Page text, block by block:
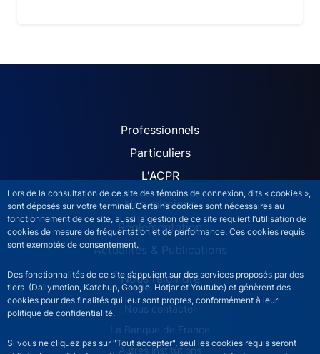
Lors de la consultation de ce site des témoins de connexion, dits « cookies »,
sont déposés sur votre terminal. Certains cookies sont nécessaires au
fonctionnement de ce site, aussi la gestion de ce site requiert l’utilisation de
cookies de mesure de fréquentation et de performance. Ces cookies requis
sont exemptés de consentement.
Des fonctionnalités de ce site s’appuient sur des services proposés par des
tiers (Dailymotion, Katchup, Google, Hotjar et Youtube) et génèrent des
cookies pour des finalités qui leur sont propres, conformément à leur
politique de confidentialité.
Si vous ne cliquez pas sur "Tout accepter", seul les cookies requis seront
ACPR site navigation
Professionnels
Particuliers
L'ACPR
Nos missions
Réglementation
Actualités & Publications
Nous rejoindre
ACPR footer secondary menu (French)
Nous contacter
La Banque de France
Autres institutions